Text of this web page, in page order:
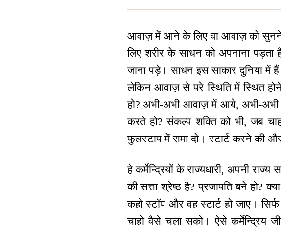
आवाज़ में आने के लिए वा आवाज़ को सुनने
लिए शरीर के साधन को अपनाना
जाना पड़े। साधन इस साकार दुनिया
लेकिन आवाज़ से परे स्थिति में स्थित
हो? अभी-अभी आवाज़ में आये, अभी-
करते हो? संकल्प शक्ति को भी, जब
फुलस्टाप में समा दो। स्टार्ट करने की
हे कर्मेन्द्रियों के राज्यधारी, अपनी राज्य
की सत्ता श्रेष्ठ है? प्रजापति बने हो?
कहो स्टॉप और वह स्टार्ट हो जाए।
चाहो वैसे चला सको। ऐसे कर्मेन्द्रिय